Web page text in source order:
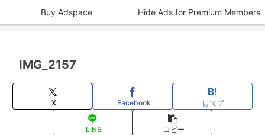
Buy Adspace Hide Ads for Premium Members
IMG_2157
X Facebook はてブ
LINE コピー